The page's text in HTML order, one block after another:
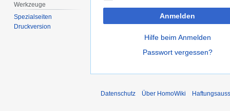
Anmelden
Hilfe beim Anmelden
Passwort vergessen?
Werkzeuge
Spezialseiten
Druckversion
Datenschutz Über HomoWiki